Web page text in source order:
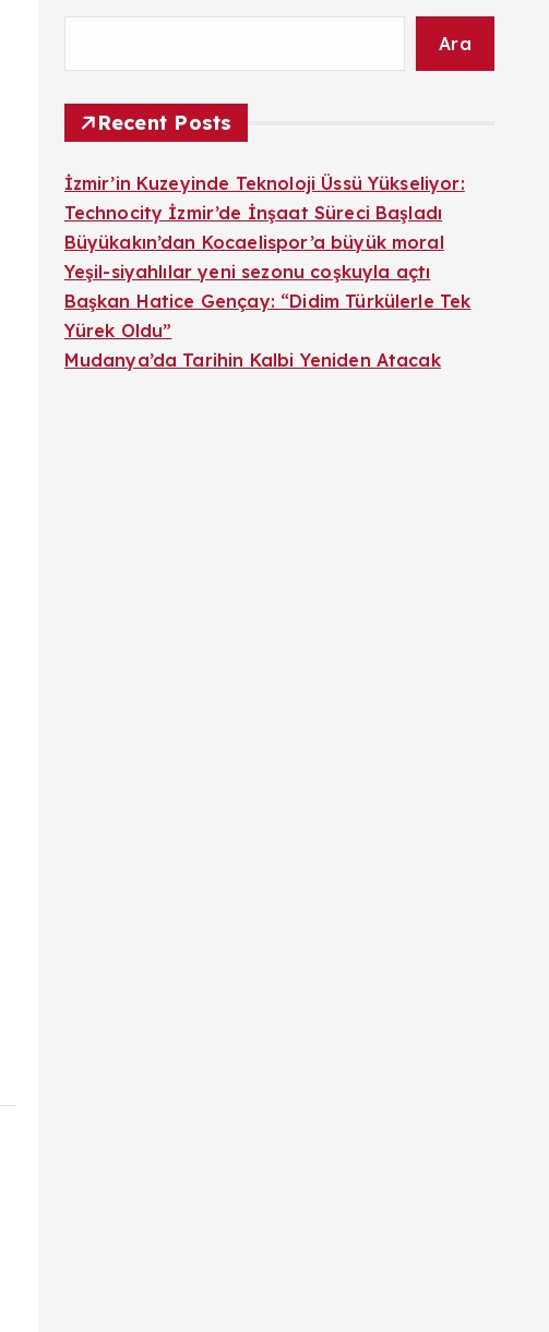
Ara
Recent Posts
İzmir’in Kuzeyinde Teknoloji Üssü Yükseliyor:
Technocity İzmir’de İnşaat Süreci Başladı
Büyükakın’dan Kocaelispor’a büyük moral
Yeşil-siyahlılar yeni sezonu coşkuyla açtı
Başkan Hatice Gençay: “Didim Türkülerle Tek
Yürek Oldu”
Mudanya’da Tarihin Kalbi Yeniden Atacak